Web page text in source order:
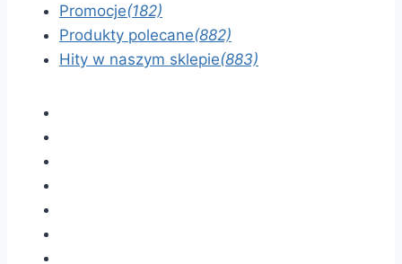
Promocje(182)
Produkty polecane(882)
Hity w naszym sklepie(883)